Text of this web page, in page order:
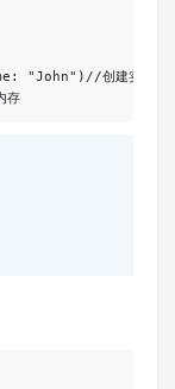
创建实例时，